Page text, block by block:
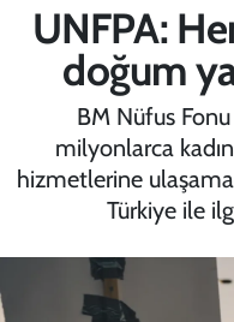
UNFPA:
doğum
BM Nüfus
milyonlarca
hizmetlerine
Türkiye ile
ALMANYA
AVRUPA
TÜRKİYE
DÜNYA
KÜLTÜR
İstanbul Namaz
Trafik Durumu
Avrupa Ligi Puan
Tüm Manşetler
Son Dakika